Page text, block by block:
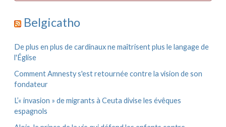
i
e
s
Belgicatho
De plus en plus de cardinaux ne maîtrisent plus le langage de
l'Église
Comment Amnesty s'est retournée contre la vision de son
fondateur
L’« invasion » de migrants à Ceuta divise les évêques
espagnols